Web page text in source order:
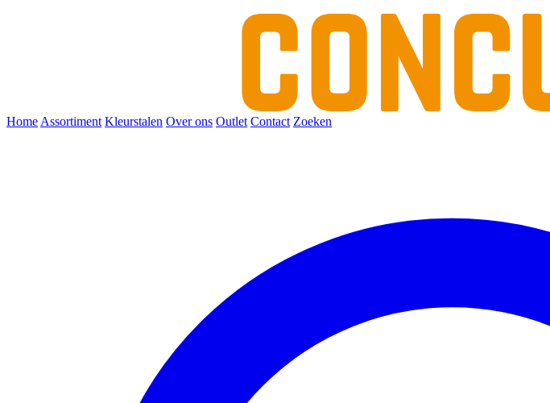
Home Assortiment Kleurstalen Over ons Outlet Contact Zoeken